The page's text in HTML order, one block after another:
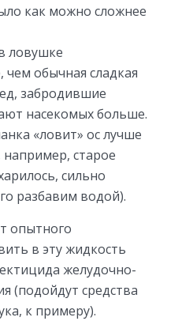
как можно сложнее
ловушке
чем обычная сладкая
забродившие
насекомых больше.
«ловит» ос лучше
старое
сильно
разбавим водой).
опытного
в эту жидкость
желудочно-
(подойдут средства
к примеру).